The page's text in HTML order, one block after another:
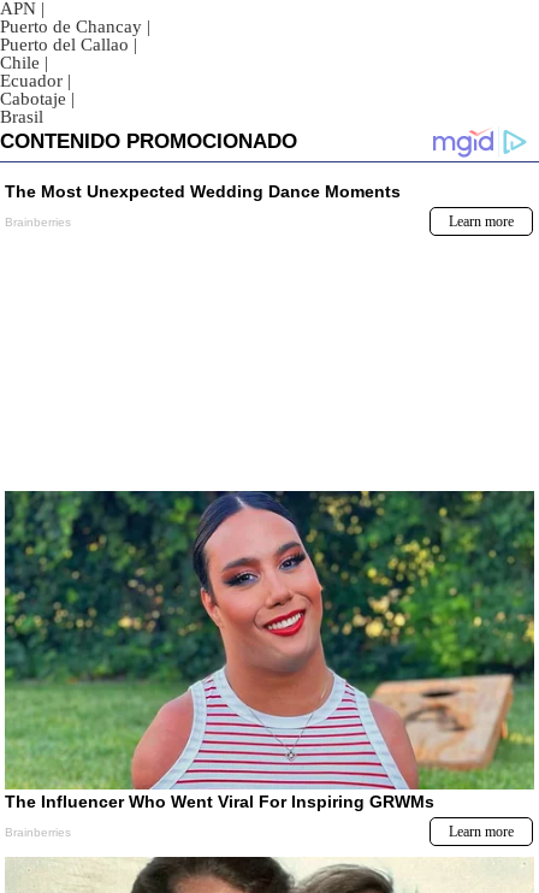
APN |
Puerto de Chancay |
Puerto del Callao |
Chile |
Ecuador |
Cabotaje |
Brasil